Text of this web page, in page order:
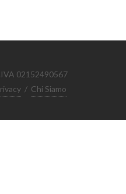
02152490567
/ Chi Siamo